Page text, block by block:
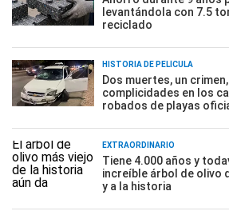
levantándola con 7.5
reciclado
HISTORIA DE PELÍCULA
Dos muertes, un
complicidades en los
robados de playas
EXTRAORDINARIO
Tiene 4.000 años y
increíble árbol de olivo
y a la historia